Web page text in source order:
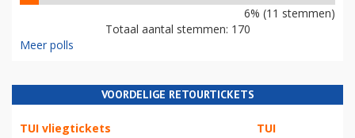
6% (11 stemmen)
Totaal aantal stemmen: 170
Meer polls
VOORDELIGE RETOURTICKETS
TUI vliegtickets TUI